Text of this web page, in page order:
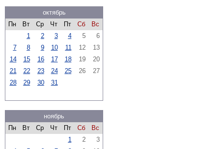
октябрь
Пн
Вт Ср Чт Пт Сб
Вс
1
2 3 4 5
6
7
8 9 10 11 12
13
14
15 16 17 18 19
20
21
22 23 24 25 26
27
28
29 30 31
ноябрь
Пн
Вт Ср Чт Пт Сб
Вс
1
2
3